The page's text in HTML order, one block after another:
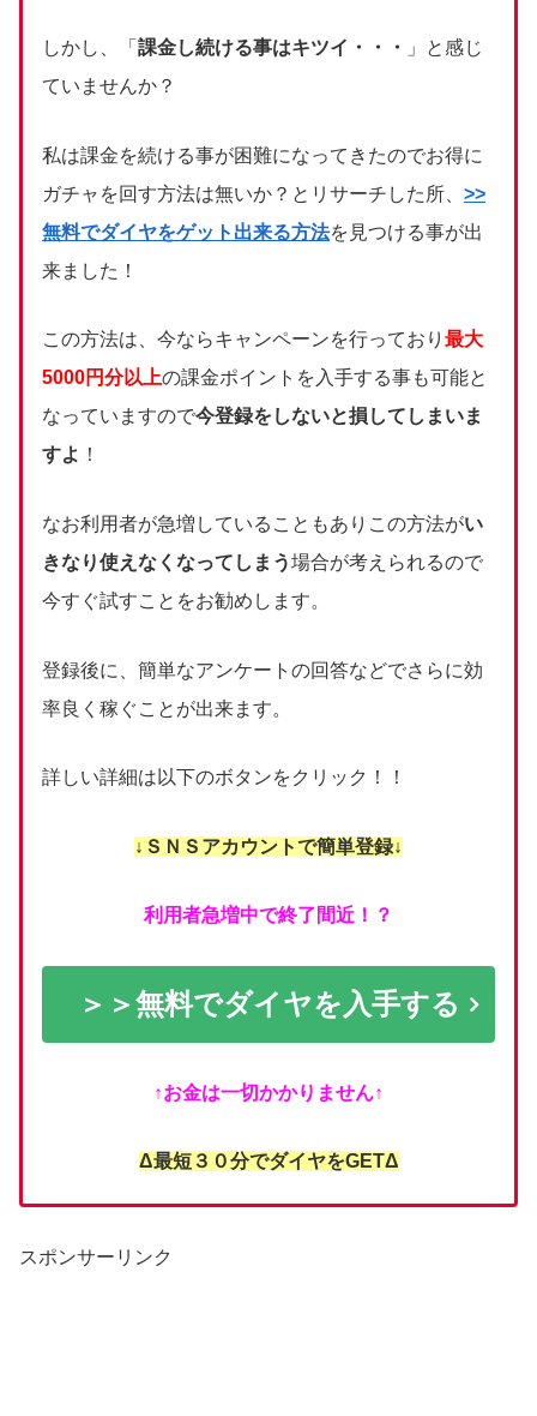
しかし、「 課金し続ける事はキツイ・・・
」と感じ
ていませんか？
私は課金を続ける事が困難になってきたのでお得に
ガチャを回す方法は無いか？とリサーチした所、 >>
無料でダイヤをゲット出来る方法を見つける事が出
来ました！
この方法は、今ならキャンペーンを行っており 最大
5000円分以上の課金ポイントを入手する事も可能と
なっていますので今登録をしないと損してしまいま
すよ ！
なお利用者が急増していることもありこの方法がい
きなり使えなくなってしまう場合が考えられるので
今すぐ試すことをお勧めします。
登録後に、簡単なアンケートの回答などでさらに効
率良く稼ぐことが出来ます。
詳しい詳細は以下のボタンをクリック！！
↓ＳＮＳアカウントで簡単登録↓
利用者急増中で終了間近！？
＞＞無料でダイヤを入手する
↑お金は一切かかりません↑
Δ最短３０分でダイヤをGETΔ
スポンサーリンク